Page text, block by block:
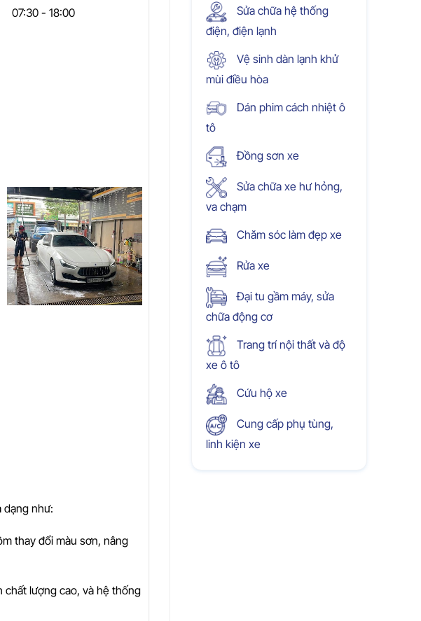
07:30 - 18:00
dạng như:
thay đổi màu sơn, nâng
chất lượng cao, và hệ thống
Sửa chữa hệ thống
điện, điện lạnh
Vệ sinh dàn lạnh khử
mùi điều hòa
Dán phim cách nhiệt ô
tô
Đồng sơn xe
Sửa chữa xe hư hỏng,
va chạm
Chăm sóc làm đẹp xe
Rửa xe
Đại tu gầm máy, sửa
chữa động cơ
Trang trí nội thất và độ
xe ô tô
Cứu hộ xe
Cung cấp phụ tùng,
linh kiện xe